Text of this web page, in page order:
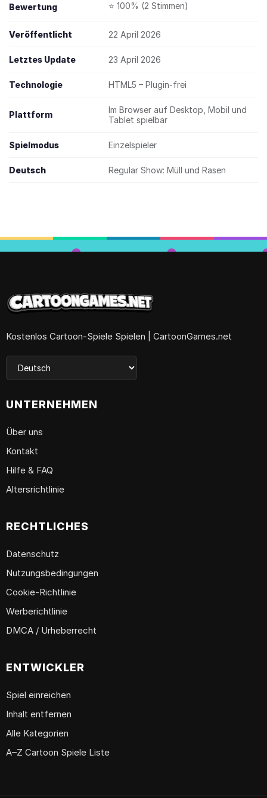
Bewertung ⭐ 100% (2 Stimmen)
Veröffentlicht 22 April 2026
Letztes Update 23 April 2026
Technologie HTML5 – Plugin-frei
Plattform
Im Browser auf Desktop, Mobil und
Tablet spielbar
Spielmodus Einzelspieler
Deutsch Regular Show: Müll und Rasen
Kostenlos Cartoon-Spiele Spielen | CartoonGames.net
UNTERNEHMEN
Über uns
Kontakt
Hilfe & FAQ
Altersrichtlinie
RECHTLICHES
Datenschutz
Nutzungsbedingungen
Cookie-Richtlinie
Werberichtlinie
DMCA / Urheberrecht
ENTWICKLER
Spiel einreichen
Inhalt entfernen
Alle Kategorien
A–Z Cartoon Spiele Liste